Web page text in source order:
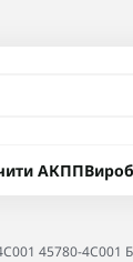
АКПП
45780-4C001